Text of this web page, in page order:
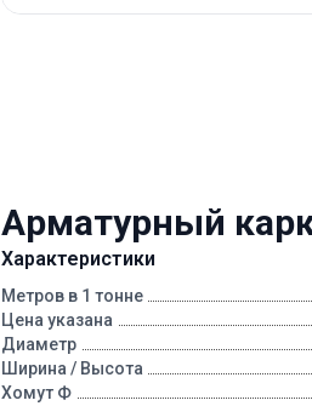
Арматурный
Характеристики
Метров в 1 тонне
Цена указана
Диаметр
Ширина / Высота
Хомут Ф